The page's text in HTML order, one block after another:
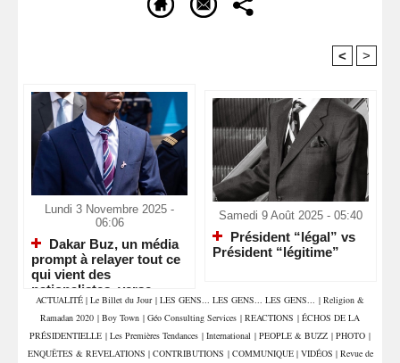
< >
Lundi 3 Novembre 2025 -
06:06
Dakar Buz, un média
prompt à relayer tout ce
qui vient des
nationalistes, verse
depuis hier dans la
manipulation !
Samedi 9 Août 2025 - 05:40
Président “légal” vs
Président “légitime”
ACTUALITÉ | Le Billet du Jour | LES GENS... LES GENS... LES GENS... | Religion &
Ramadan 2020 | Boy Town | Géo Consulting Services | REACTIONS | ÉCHOS DE LA
PRÉSIDENTIELLE | Les Premières Tendances | International | PEOPLE & BUZZ | PHOTO |
ENQUÊTES & REVELATIONS | CONTRIBUTIONS | COMMUNIQUE | VIDÉOS | Revue de